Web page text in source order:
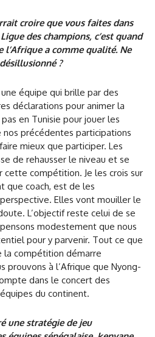
croire que vous faites dans
des champions, c’est quand
l’Afrique a comme qualité. Ne
?
équipe qui brille par des
déclarations pour animer la
en Tunisie pour jouer les
nos précédentes participations
mieux que participer. Les
de rehausser le niveau et se
cette compétition. Je les crois sur
que coach, est de les
Elles vont mouiller le
L’objectif reste celui de se
modestement que nous
pour y parvenir. Tout ce que
la compétition démarre
à l’Afrique que Nyong-
dans le concert des
du continent.
une stratégie de jeu